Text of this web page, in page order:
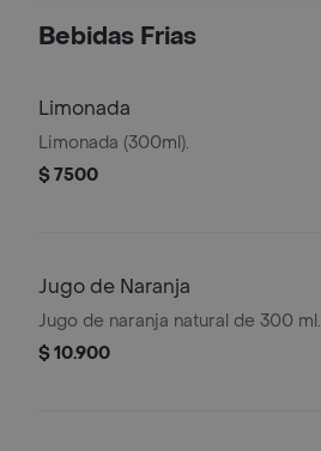
Bebidas Frias
Limonada
Limonada (300ml).
$ 7500
Jugo de Naranja
Jugo de naranja natural de 300 ml.
$ 10.900